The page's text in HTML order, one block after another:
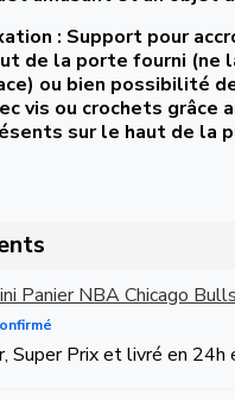
: Support pour
de la porte fourni (ne
ou bien possibilité
vis ou crochets grâce
sur le haut de la
Panier NBA Chicago Bulls
Super Prix et livré en 24h